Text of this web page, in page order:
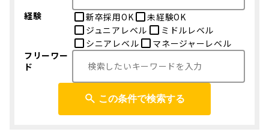
経験
新卒採用OK
未経験OK
ジュニアレベル
ミドルレベル
シニアレベル
マネージャーレベル
フリーワー
ド
この条件で検索する